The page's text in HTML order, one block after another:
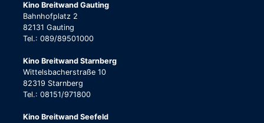
Kino Breitwand Gauting
Bahnhofplatz 2
82131 Gauting
Tel.: 089/89501000
Kino Breitwand Starnberg
Wittelsbacherstraße 10
82319 Starnberg
Tel.: 08151/971800
Kino Breitwand Seefeld